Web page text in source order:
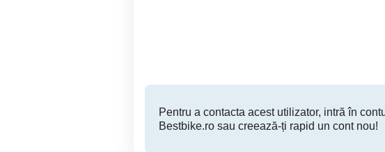
Pentru a contacta acest utilizator, intră în
Bestbike.ro sau creează-ți rapid un cont nou!